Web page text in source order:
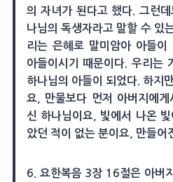
의 자녀가 된다고 했다. 그런
나님의 독생자라고 말할 수 있
리는 은혜로 말미암아 아들
아들이시기 때문이다. 우리는
하나님의 아들이 되었다. 하지
요, 만물보다 먼저 아버지에
신 하나님이요, 빛에서 나온
았던 적이 없는 분이요, 만들어
6. 요한복음 3장 16절은 아버